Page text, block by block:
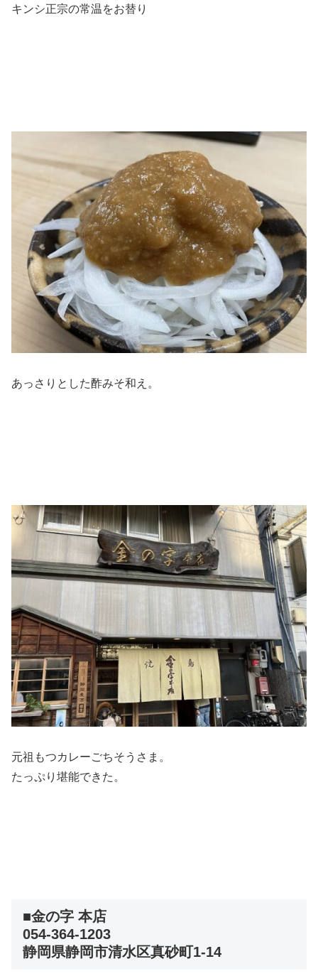
キンシ正宗の常温をお替り
あっさりとした酢みそ和え。
元祖もつカレーごちそうさま。
たっぷり堪能できた。
■金の字 本店
054-364-1203
静岡県静岡市清水区真砂町1-14